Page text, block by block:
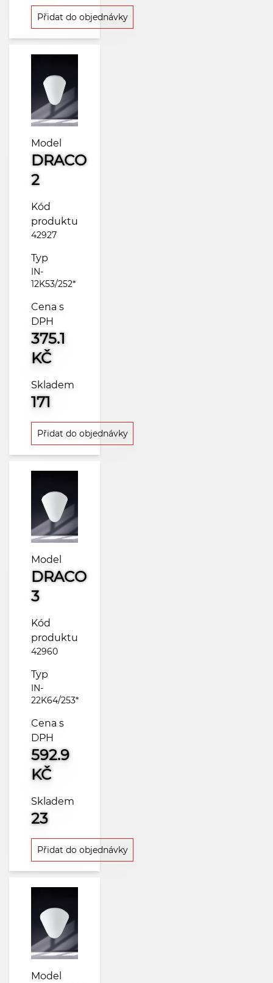
Přidat do objednávky
Model
DRACO
2
Kód
produktu
42927
Typ
IN-
12K53/252*
Cena s
DPH
375.1
KČ
Skladem
171
Přidat do objednávky
Model
DRACO
3
Kód
produktu
42960
Typ
IN-
22K64/253*
Cena s
DPH
592.9
KČ
Skladem
23
Přidat do objednávky
Model